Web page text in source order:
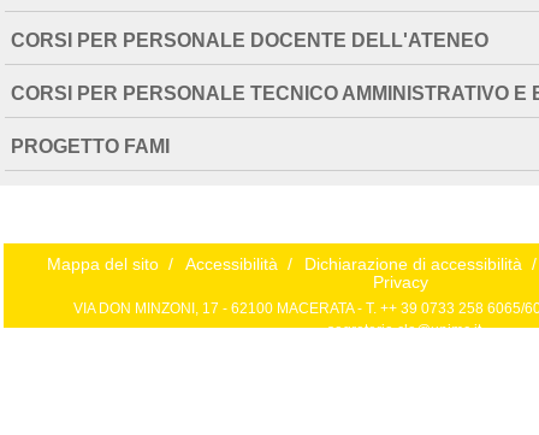
CORSI PER PERSONALE DOCENTE DELL'ATENEO
CORSI PER PERSONALE TECNICO AMMINISTRATIVO
PROGETTO FAMI
Mappa del sito / Accessibilità / Dichiarazione di accessibilità /
Privacy
VIA DON MINZONI, 17 - 62100 MACERATA - T. ++ 39 0733 258 6065/
segreteria.cla@unimc.it